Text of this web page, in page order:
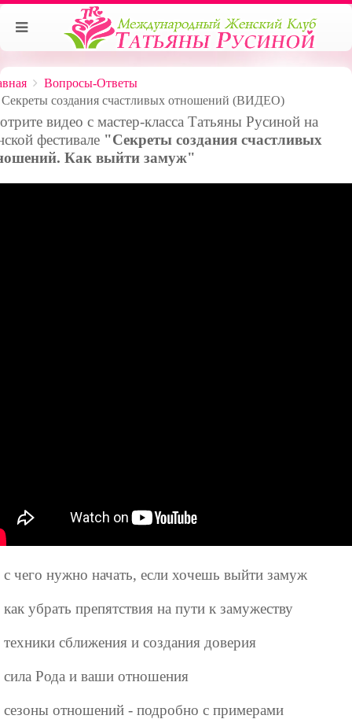
Вопросы-Ответы
Секреты создания счастливых отношений (ВИДЕО)
видео с мастер-класса Татьяны Русиной на
фестивале "Секреты создания счастливых
Как выйти замуж"
с чего нужно начать, если хочешь выйти замуж
как убрать препятствия на пути к замужеству
техники сближения и создания доверия
сила Рода и ваши отношения
сезоны отношений - подробно с примерами